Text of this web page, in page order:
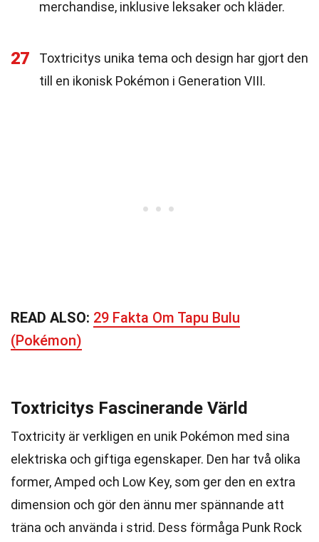
merchandise, inklusive leksaker och kläder.
27
Toxtricitys unika tema och design har gjort den
till en ikonisk Pokémon i Generation VIII.
READ ALSO: 29 Fakta Om Tapu Bulu
(Pokémon)
Toxtricitys Fascinerande Värld
Toxtricity är verkligen en unik Pokémon med sina
elektriska och giftiga egenskaper. Den har två olika
former, Amped och Low Key, som ger den en extra
dimension och gör den ännu mer spännande att
träna och använda i strid. Dess förmåga Punk Rock